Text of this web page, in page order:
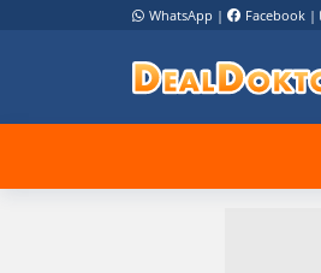
WhatsApp | Facebook |